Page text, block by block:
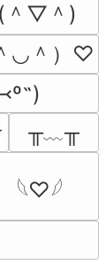
(＾▽＾)
◡＾）♡
╥﹏╥
𓆩♡𓆪